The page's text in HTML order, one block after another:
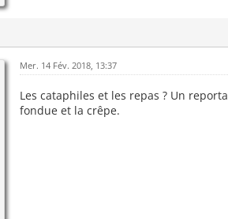
Mer. 14 Fév. 2018, 13:37
Les cataphiles et les repas ? Un
fondue et la crêpe.